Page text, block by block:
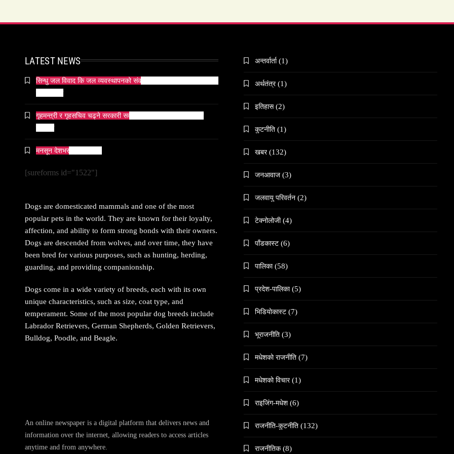
LATEST NEWS
सिन्धु जल विवाद कि जल व्यवस्थापनको संकट? पाकिस्तानको पानी संकटको
गृहमन्त्री र गृहसचिव चढ्ने सरकारी सवारीसाधनबाट समेत कालो सिसा
मनसून देशभर प्रवेश गर्दै ।
[sureforms id="1522"]
Dogs are domesticated mammals and one of the most
popular pets in the world. They are known for their loyalty,
affection, and ability to form strong bonds with their owners.
Dogs are descended from wolves, and over time, they have
been bred for various purposes, such as hunting, herding,
guarding, and providing companionship.
Dogs come in a wide variety of breeds, each with its own
unique characteristics, such as size, coat type, and
temperament. Some of the most popular dog breeds include
Labrador Retrievers, German Shepherds, Golden Retrievers,
Bulldog, Poodle, and Beagle.
An online newspaper is a digital platform that delivers news and
information over the internet, allowing readers to access articles
anytime and from anywhere.
अन्तर्वार्ता (1)
अर्थतंत्र (1)
इतिहास (2)
कुटनीति (1)
खबर (132)
जनआवाज (3)
जलवायु परिवर्तन (2)
टेक्नोलोजी (4)
पाँडकास्ट (6)
पालिका (58)
प्रदेश-पालिका (5)
भिडियाेकास्ट (7)
भूराजनीति (3)
मधेशकाे राजनीति (7)
मधेशकाे विचार (1)
राइजिंग-मधेश (6)
राजनीति-कुटनीति (132)
राजनीतिक (8)